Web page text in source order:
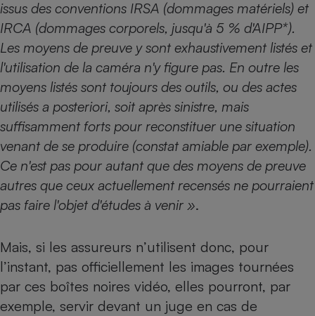
issus des conventions IRSA (dommages matériels) et
IRCA (dommages corporels, jusqu'à 5 % d'AIPP*).
Les moyens de preuve y sont exhaustivement listés et
l'utilisation de la caméra n'y figure pas. En outre les
moyens listés sont toujours des outils, ou des actes
utilisés a posteriori, soit après sinistre, mais
suffisamment forts pour reconstituer une situation
venant de se produire (constat amiable par exemple).
Ce n'est pas pour autant que des moyens de preuve
autres que ceux actuellement recensés ne pourraient
pas faire l'objet d'études à venir ».
Mais, si les assureurs n’utilisent donc, pour
l’instant, pas officiellement les images tournées
par ces boîtes noires vidéo, elles pourront, par
exemple, servir devant un juge en cas de
Cafetière à expressos
Robot ménager